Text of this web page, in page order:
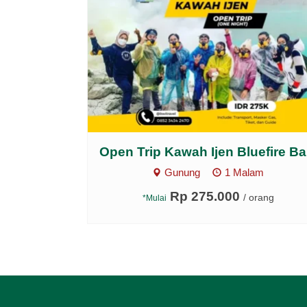
Open Trip Kawah Ijen Bluefire
Gunung 1 Malam
*Mulai Rp 275.000 / orang